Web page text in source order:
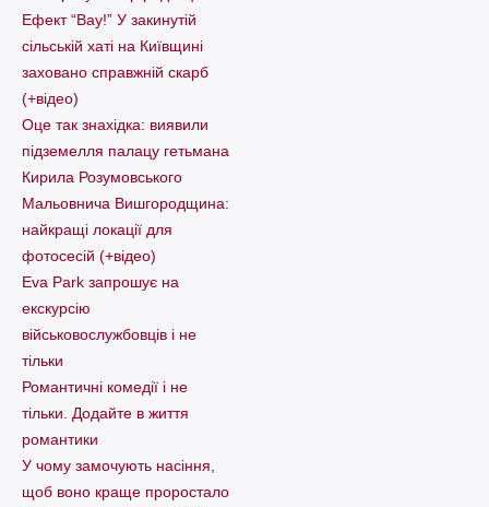
Ефект “Вау!” У закинутій
сільській хаті на Київщині
заховано справжній скарб
(+відео)
Оце так знахідка: виявили
підземелля палацу гетьмана
Кирила Розумовського
Мальовнича Вишгородщина:
найкращі локації для
фотосесій (+відео)
Eva Park запрошує на
екскурсію
військовослужбовців і не
тільки
Романтичні комедії і не
тільки. Додайте в життя
романтики
У чому замочують насіння,
щоб воно краще проростало